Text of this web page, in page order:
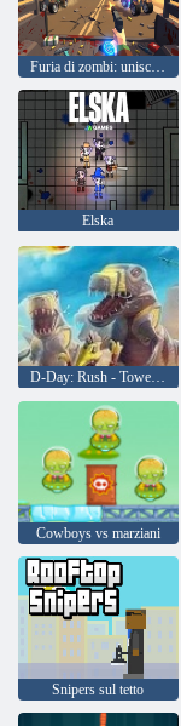
Elska
D-Day: Rush - Tower Defense
Cowboys vs marziani
Snipers sul tetto